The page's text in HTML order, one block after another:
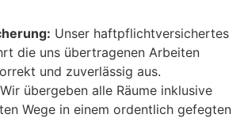
Unser haftpflichtversichertes
die uns übertragenen Arbeiten
und zuverlässig aus.
Wir übergeben alle Räume inklusive
Wege in einem ordentlich gefegten